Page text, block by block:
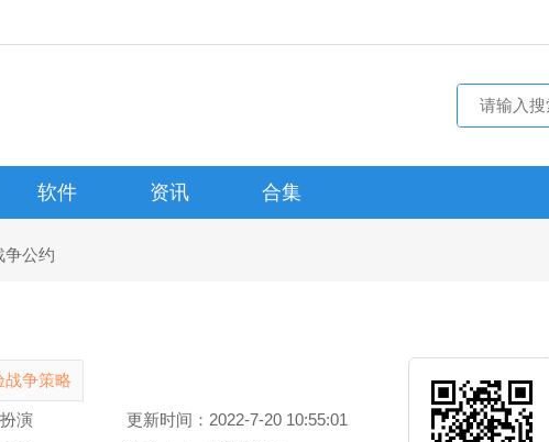
软件 资讯 合集
争公约
战争策略
演
更新时间：2022-7-20 10:55:01